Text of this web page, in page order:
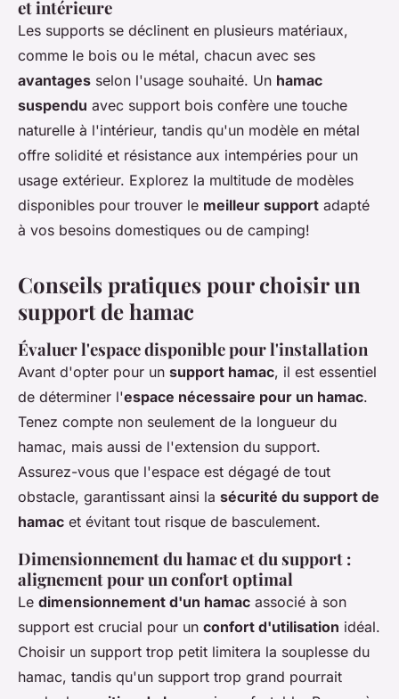
et intérieure
Les supports se déclinent en plusieurs matériaux,
comme le bois ou le métal, chacun avec ses
avantages selon l'usage souhaité. Un hamac
suspendu avec support bois confère une touche
naturelle à l'intérieur, tandis qu'un modèle en métal
offre solidité et résistance aux intempéries pour un
usage extérieur. Explorez la multitude de modèles
disponibles pour trouver le meilleur support adapté
à vos besoins domestiques ou de camping!
Conseils pratiques pour choisir un
support de hamac
Évaluer l'espace disponible pour l'installation
Avant d'opter pour un support hamac, il est essentiel
de déterminer l'espace nécessaire pour un hamac.
Tenez compte non seulement de la longueur du
hamac, mais aussi de l'extension du support.
Assurez-vous que l'espace est dégagé de tout
obstacle, garantissant ainsi la sécurité du support de
hamac et évitant tout risque de basculement.
Dimensionnement du hamac et du support :
alignement pour un confort optimal
Le dimensionnement d'un hamac associé à son
support est crucial pour un confort d'utilisation idéal.
Choisir un support trop petit limitera la souplesse du
hamac, tandis qu'un support trop grand pourrait